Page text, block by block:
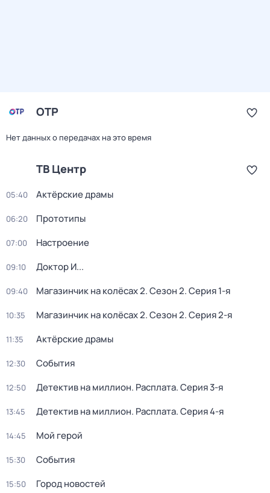
ОТР
Нет данных о передачах на это время
ТВ Центр
05:40 Актёрские драмы
06:20 Прототипы
07:00 Настроение
09:10 Доктор И...
09:40 Магазинчик на колёсах 2. Сезон 2. Серия 1-я
10:35 Магазинчик на колёсах 2. Сезон 2. Серия 2-я
11:35 Актёрские драмы
12:30 События
12:50 Детектив на миллион. Расплата. Серия 3-я
13:45 Детектив на миллион. Расплата. Серия 4-я
14:45 Мой герой
15:30 События
15:50 Город новостей